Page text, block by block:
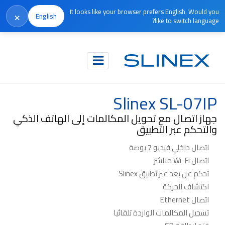
It looks like your browser prefers English. Would you
like to switch language?
English
×
الرئيسية المنتجات متوقف الإنتاج
Slinex SL-07IP
جهاز اتصال مع تحويل المكالمات إلى الهاتف الذكي
والتحكم عبر التطبيق
اتصال داخلي فيديو 7 بوصة
اتصال Wi-Fi مباشر
تحكم عن بعد عبر تطبيق Slinex
اكتشاف الحركة
اتصال Ethernet
تسجيل المكالمات الواردة تلقائيا